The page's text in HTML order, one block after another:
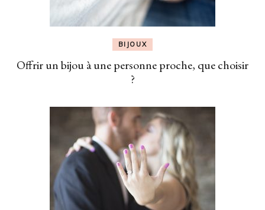
BIJOUX
Offrir un bijou à une personne proche, que choisir
?